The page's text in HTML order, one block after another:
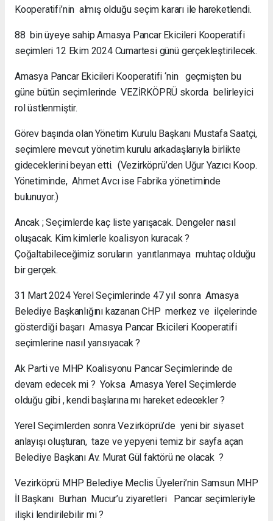
Kooperatifi’nin almış olduğu seçim kararı ile hareketlendi.
88 bin üyeye sahip Amasya Pancar Ekicileri Kooperatifi
seçimleri 12 Ekim 2024 Cumartesi günü gerçekleştirilecek.
Amasya Pancar Ekicileri Kooperatifi ‘nin geçmişten bu
güne bütün seçimlerinde VEZİRKÖPRÜ skorda belirleyici
rol üstlenmiştir.
Görev başında olan Yönetim Kurulu Başkanı Mustafa Saatçi,
seçimlere mevcut yönetim kurulu arkadaşlarıyla birlikte
gideceklerini beyan etti. (Vezirköprü’den Uğur Yazıcı Koop.
Yönetiminde, Ahmet Avcı ise Fabrika yönetiminde
bulunuyor.)
Ancak ; Seçimlerde kaç liste yarışacak. Dengeler nasıl
oluşacak. Kim kimlerle koalisyon kuracak ?
Çoğaltabileceğimiz soruların yanıtlanmaya muhtaç olduğu
bir gerçek.
31 Mart 2024 Yerel Seçimlerinde 47 yıl sonra Amasya
Belediye Başkanlığını kazanan CHP merkez ve ilçelerinde
gösterdiği başarı Amasya Pancar Ekicileri Kooperatifi
seçimlerine nasıl yansıyacak ?
Ak Parti ve MHP Koalisyonu Pancar Seçimlerinde de
devam edecek mi ? Yoksa Amasya Yerel Seçimlerde
olduğu gibi , kendi başlarına mı hareket edecekler ?
Yerel Seçimlerden sonra Vezirköprü’de yeni bir siyaset
anlayışı oluşturan, taze ve yepyeni temiz bir sayfa açan
Belediye Başkanı Av. Murat Gül faktörü ne olacak ?
Vezirköprü MHP Belediye Meclis Üyeleri’nin Samsun MHP
İl Başkanı Burhan Mucur’u ziyaretleri Pancar seçimleriyle
ilişki lendirilebilir mi ?